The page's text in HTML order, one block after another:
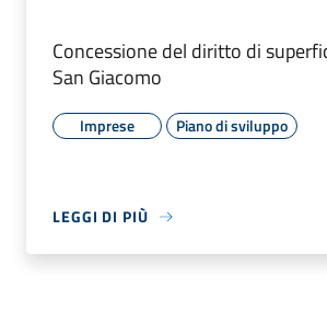
Concessione del diritto di
San Giacomo
Imprese Piano di sviluppo
LEGGI DI PIÙ